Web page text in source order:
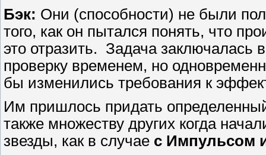
Бэк: Они (способности) не были
того, как он пытался понять, что
это отразить. Задача
проверку временем, но
бы изменились требования к
Им пришлось придать
также множеству других когда
звезды, как в случае с Импульсом